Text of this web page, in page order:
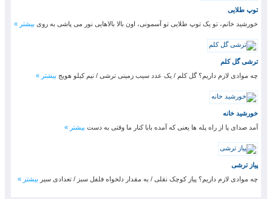
توپ طلایی
خورشید خانم، تو یک توپ طلایی تو آسمونی، اون بالا بالاهایی نور می پاشی به روی بیشتر »
ترشی گل کلم
چه موادی لازم داریم؟ گل کلم / یک عدد سیب زمینی ترشی / نیم کیلو هویج بیشتر »
خورشید خانه
آمد صدای پا از راه پله ها یعنی که آمده بابا کنار ما وقتی به دست بیشتر »
پیاز ترشی
چه موادی لازم داریم؟ پیاز کوچک نقلی / به مقدار دلخواه فلفل سبز / تعدادی سیر بیشتر »